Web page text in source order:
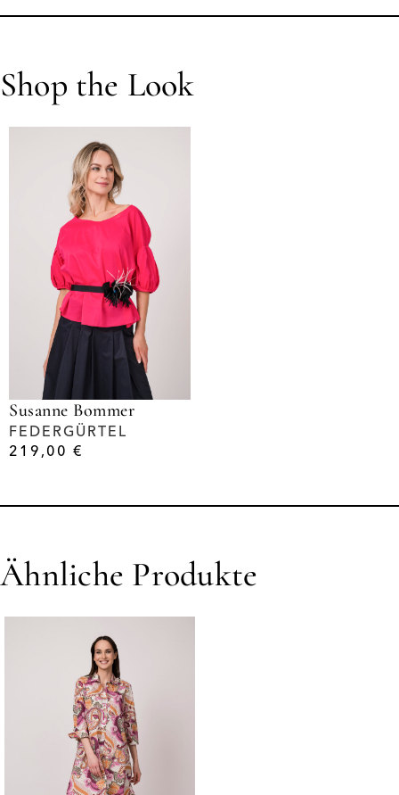
Shop the Look
Susanne Bommer
FEDERGÜRTEL
219,00 €
Ähnliche Produkte